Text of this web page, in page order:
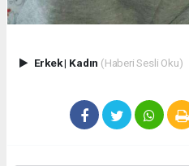
Erkek| Kadın (Haberi Sesli Oku)